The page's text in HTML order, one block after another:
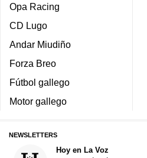
Opa Racing
CD Lugo
Andar Miudiño
Forza Breo
Fútbol gallego
Motor gallego
NEWSLETTERS
Hoy en La Voz